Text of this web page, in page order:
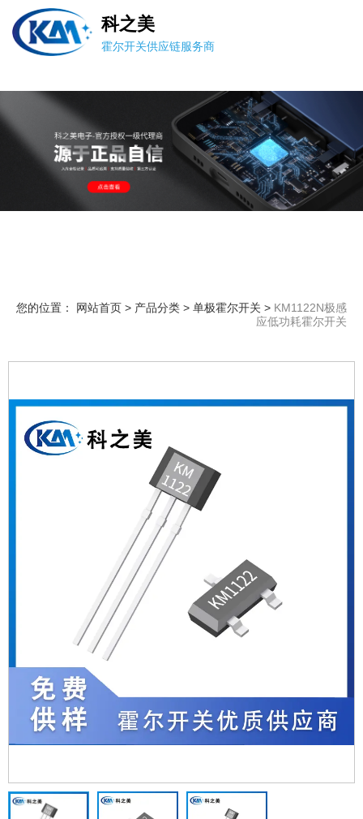
科之美
霍尔开关供应链服务商
您的位置： 网站首页 > 产品分类 > 单极霍尔开关 > KM1122N极感
应低功耗霍尔开关